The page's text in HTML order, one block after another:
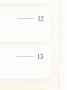
12
13